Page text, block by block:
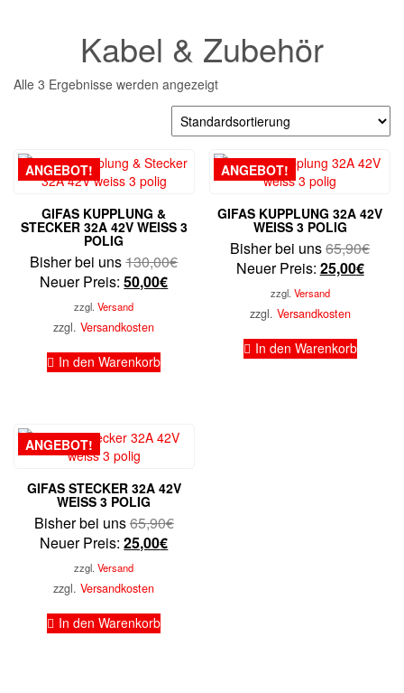
Kabel & Zubehör
Alle 3 Ergebnisse werden angezeigt
ANGEBOT!
GIFAS KUPPLUNG &
STECKER 32A 42V WEISS 3
POLIG
Bisher bei uns130,00€Ursprünglicher
Neuer Preis: 50,00€Aktueller
zzgl.Versand
zzgl.Versandkosten
In den Warenkorb
ANGEBOT!
GIFAS KUPPLUNG 32A 42V
WEISS 3 POLIG
Bisher bei uns65,90€
Neuer Preis: 25,00€
zzgl. Versand
zzgl. Versandkosten
In den Warenkorb
ANGEBOT!
GIFAS STECKER 32A 42V
WEISS 3 POLIG
Bisher bei uns65,90€Ursprünglicher
Neuer Preis: 25,00€Aktueller
zzgl.Versand
zzgl.Versandkosten
In den Warenkorb